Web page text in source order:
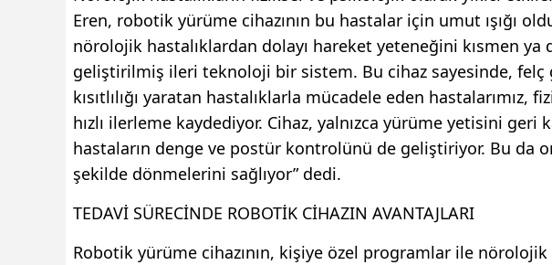
Eren, robotik yürüme cihazının bu hastalar için umut ışığı
nörolojik hastalıklardan dolayı hareket yeteneğini kısmen
geliştirilmiş ileri teknoloji bir sistem. Bu cihaz sayesinde,
kısıtlılığı yaratan hastalıklarla mücadele eden
hızlı ilerleme kaydediyor. Cihaz, yalnızca yürüme yetisini geri
hastaların denge ve postür kontrolünü de geliştiriyor. Bu da
şekilde dönmelerini sağlıyor” dedi.
TEDAVİ SÜRECİNDE ROBOTİK CİHAZIN AVANTAJLARI
Robotik yürüme cihazının, kişiye özel programlar ile nörolojik